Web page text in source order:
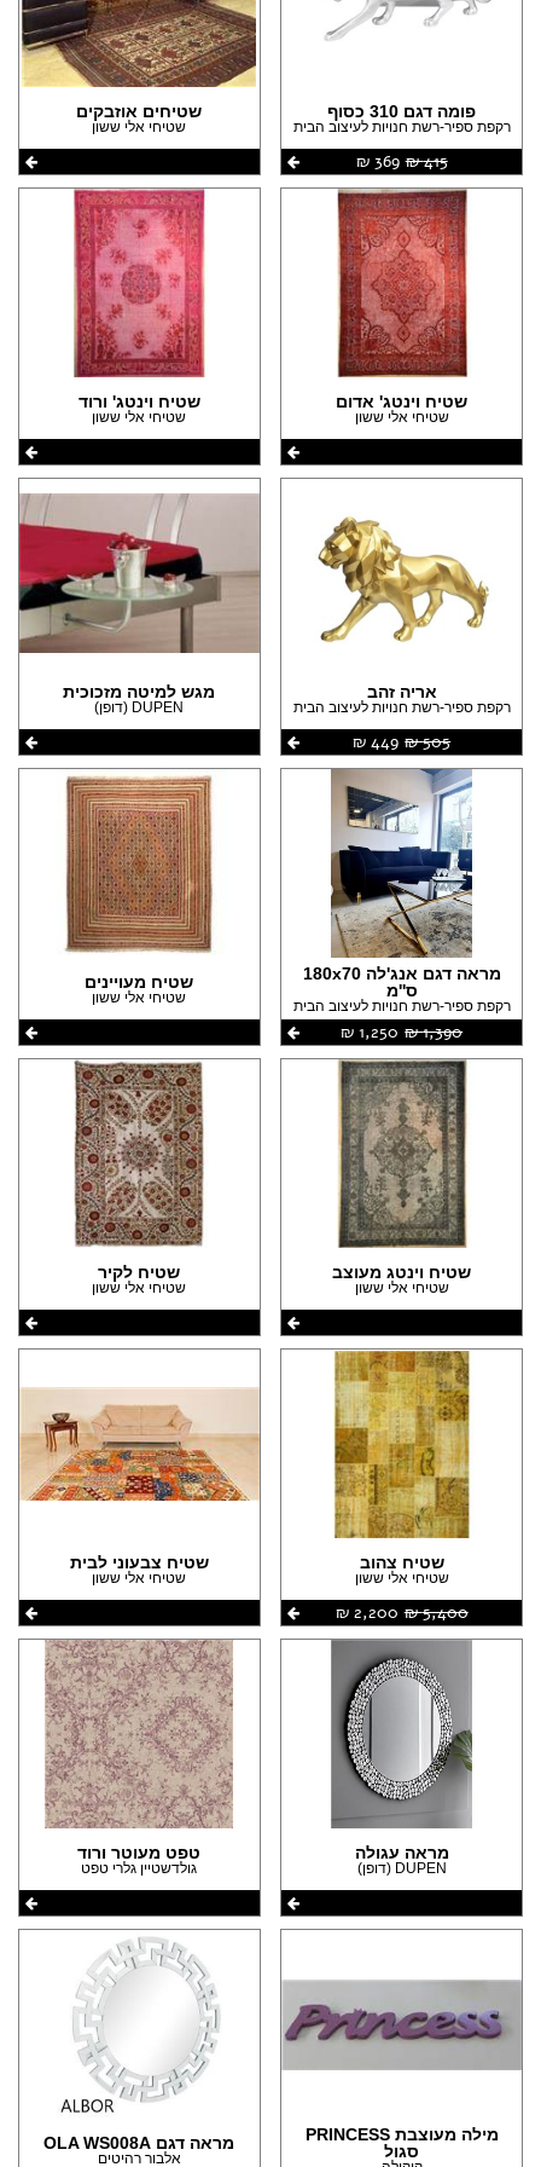
(4)
פומה דגם 310 כסוף
רקפת ספיר-רשת חנויות לעיצוב הבית
415 ‏₪
369 ‏₪
שטיחים אוזבקים
שטיחי אלי ששון
שטיח וינטג' אדום
שטיחי אלי ששון
שטיח וינטג' ורוד
שטיחי אלי ששון
אריה זהב
רקפת ספיר-רשת חנויות לעיצוב הבית
505 ‏₪
449 ‏₪
מגש למיטה מזכוכית
DUPEN (דופן)
מראה דגם אנג'לה 180x70
ס''מ
רקפת ספיר-רשת חנויות לעיצוב הבית
1,390 ‏₪
1,250 ‏₪
שטיח מעויינים
שטיחי אלי ששון
שטיח וינטג מעוצב
שטיחי אלי ששון
שטיח לקיר
שטיחי אלי ששון
שטיח צהוב
שטיחי אלי ששון
5,400 ‏₪
2,200 ‏₪
שטיח צבעוני לבית
שטיחי אלי ששון
מראה עגולה
DUPEN (דופן)
טפט מעוטר ורוד
גולדשטיין גלרי טפט
מילה מעוצבת PRINCESS
סגול
מראה דגם OLA WS008A
אלבור רהיטים